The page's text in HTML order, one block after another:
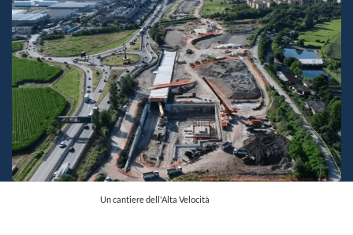
Un cantiere dell'Alta Velocità